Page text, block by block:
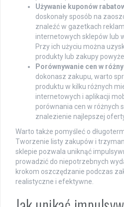
Używanie kuponów
doskonały sposób na
znaleźć w gazetkach
internetowych sklepów lub
Przy ich użyciu można
produkty lub zakupy
Porównywanie cen w
dokonasz zakupu, warto
produktu w kilku różnych
internetowych i aplikacji
porównania cen w różnych
znalezienie najlepszej
Warto także pomyśleć o
Tworzenie listy zakupów i
sklepie pozwala uniknąć
prowadzić do niepotrzebnych
krokom oszczędzanie podczas
realistyczne i efektywne.